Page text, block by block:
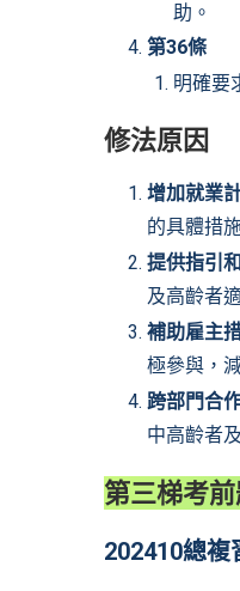
助。
第36條
明確要
修法原因
增加就業
的具體措
提供指引
及高齡者
補助雇主
極參與，
跨部門合
中高齡者
第三梯考
202410總